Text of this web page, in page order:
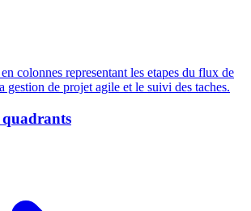
colonnes representant les etapes du flux de
gestion de projet agile et le suivi des taches.
quadrants